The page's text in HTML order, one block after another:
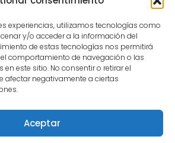
experiencias, utilizamos tecnologías como
y/o acceder a la información del
de estas tecnologías nos permitirá
comportamiento de navegación o las
este sitio. No consentir o retirar el
afectar negativamente a ciertas
Aceptar
reservados 2022.
- Diseñado con el